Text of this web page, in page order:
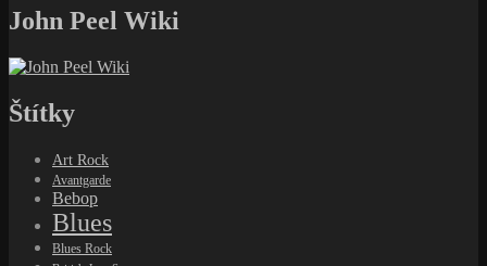
John Peel Wiki
Štítky
Art Rock
Avantgarde
Bebop
Blues
Blues Rock